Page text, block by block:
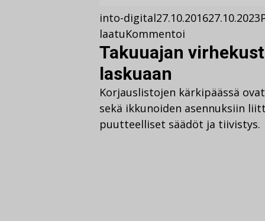
into-digital27.10.201627.10.2023
laatuKommentoi
Takuuajan
laskuaan
Korjauslistojen kärkipäässä
sekä ikkunoiden asennuksiin
puutteelliset säädöt ja tiivistys.